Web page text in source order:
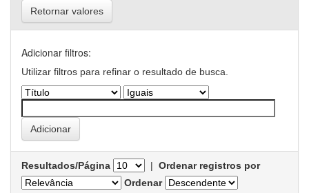
Retornar valores
Adicionar filtros:
Utilizar filtros para refinar o resultado de busca.
Resultados/Página | Ordenar registros por
Ordenar